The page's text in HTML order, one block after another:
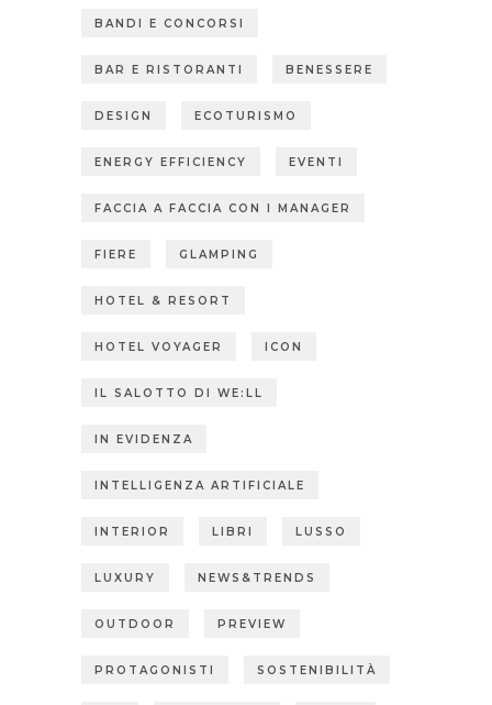
BANDI E CONCORSI
BAR E RISTORANTI BENESSERE
DESIGN ECOTURISMO
ENERGY EFFICIENCY EVENTI
FACCIA A FACCIA CON I MANAGER
FIERE GLAMPING
HOTEL & RESORT
HOTEL VOYAGER ICON
IL SALOTTO DI WE:LL
IN EVIDENZA
INTELLIGENZA ARTIFICIALE
INTERIOR LIBRI LUSSO
LUXURY NEWS&TRENDS
OUTDOOR PREVIEW
PROTAGONISTI SOSTENIBILITÀ